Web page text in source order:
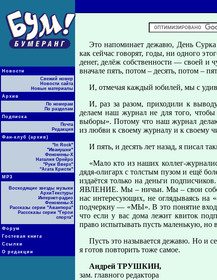
Новости
Свежий номер
Новости сайта
Новые материалы
Архив
По номерам
По разделам
Подписка
Почта
Редакция
Фан-клуб (архив)
"In Rock"
"Иванушки"
Феномены-Х
Наталия Орейро
"Руки Вверх"
"Агата Кристи"
МР3
Восходящие звезды музыки
АрхиТекстуры
Интернет-радио
Феномены-Х
Рассказы серии "Авантюра"
Расссказы серии "Герои
спорта"
Форум
Гостевая книга
Ссылки
О редакции
Это напоминает дежавю, День
как сейчас говорят, годы, ни одного
денег, делёж собственности — своей и
вначале пять, потом – десять, потом –
И, отмечая каждый юбилей, мы с
И, раз за разом, приходили к
делаем наш журнал не для того, чтобы
выборы». Потому что наш журнал
из любви к своему журналу и к своему
И пять, и десять лет назад, я писал
«Мало кто из наших коллег-
дядя-олигарх с толстым пузом и ещё
издаётся только на деньги
ЯВЛЕНИЕ. Мы – ничьи. Мы – свои
нас интересующих, не оглядываясь
подчеркну — «МЫ». В это понятие
что если у вас дома лежит квиток
право испытывать пусть маленькую, но
Пусть это называется дежавю. Но и
я готов повторить тоже самое.
Андрей ТРУШКИН,
зам. главного редактора